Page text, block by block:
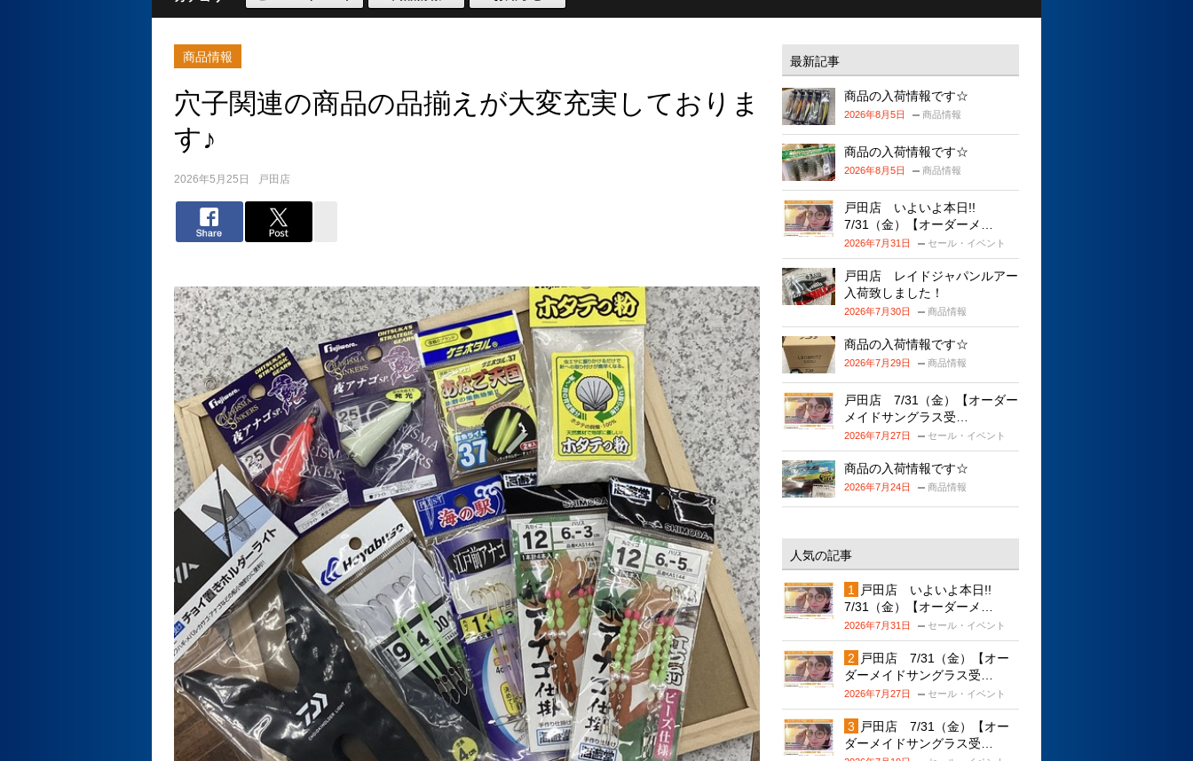
商品情報
穴子関連の商品の品揃えが大変充実しておりま
す♪
2026年5月25日 戸田店
最新記事
商品の入荷情報です☆
2026年8月5日 商品情報
商品の入荷情報です☆
2026年8月5日 商品情報
戸田店 いよいよ本日!!
7/31（金）【オーダーメ…
2026年7月31日 セール・イベント
戸田店 レイドジャパンルアー
入荷致しました！
2026年7月30日 商品情報
商品の入荷情報です☆
2026年7月29日 商品情報
戸田店 7/31（金）【オーダー
メイドサングラス受…
2026年7月27日 セール・イベント
商品の入荷情報です☆
2026年7月24日 商品情報
人気の記事
戸田店 いよいよ本日!!
7/31（金）【オーダーメ…
2026年7月31日 セール・イベント
戸田店 7/31（金）【オー
ダーメイドサングラス受…
2026年7月27日 セール・イベント
戸田店 7/31（金）【オー
ダーメイドサングラス受…